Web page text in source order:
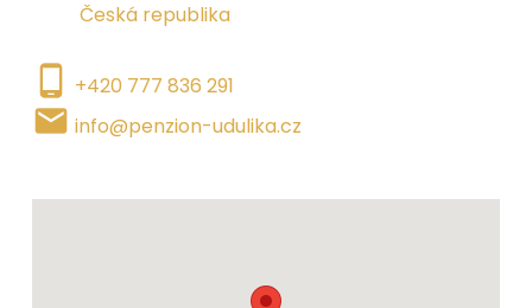
Česká republika
phone_android +420 777 836 291
local_post_office info@penzion-udulika.cz